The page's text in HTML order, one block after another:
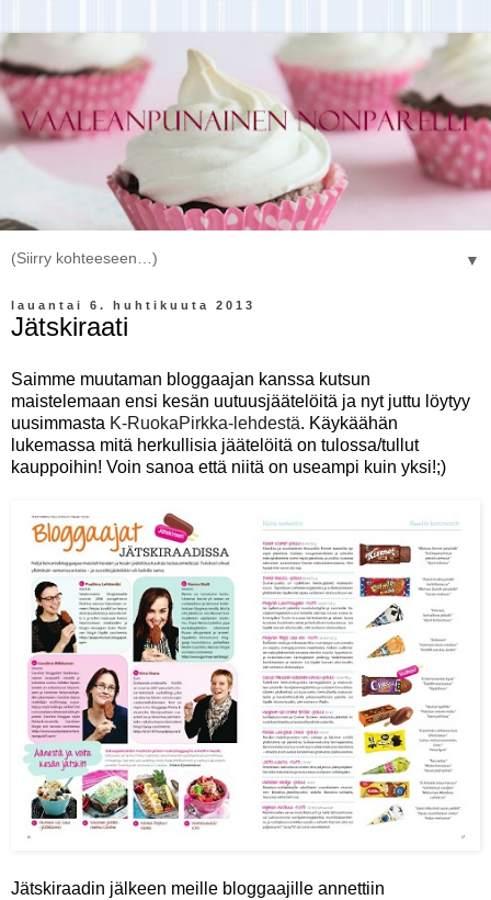
▼
lauantai 6. huhtikuuta 2013
Jätskiraati
Saimme muutaman bloggaajan kanssa kutsun
maistelemaan ensi kesän uutuusjäätelöitä ja nyt juttu löytyy
uusimmasta K-RuokaPirkka-lehdestä. Käykäähän
lukemassa mitä herkullisia jäätelöitä on tulossa/tullut
kauppoihin! Voin sanoa että niitä on useampi kuin yksi!;)
Jätskiraadin jälkeen meille bloggaajille annettiin